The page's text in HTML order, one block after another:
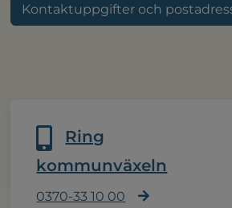
Kontaktuppgifter och
Ring
kommunväxeln
0370-33 10 00